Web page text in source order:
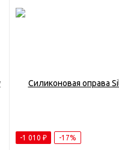
-1 010 ₽ -17%